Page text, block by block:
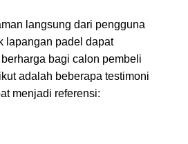
langsung dari pengguna
lapangan padel dapat
bagi calon pembeli
adalah beberapa testimoni
menjadi referensi: